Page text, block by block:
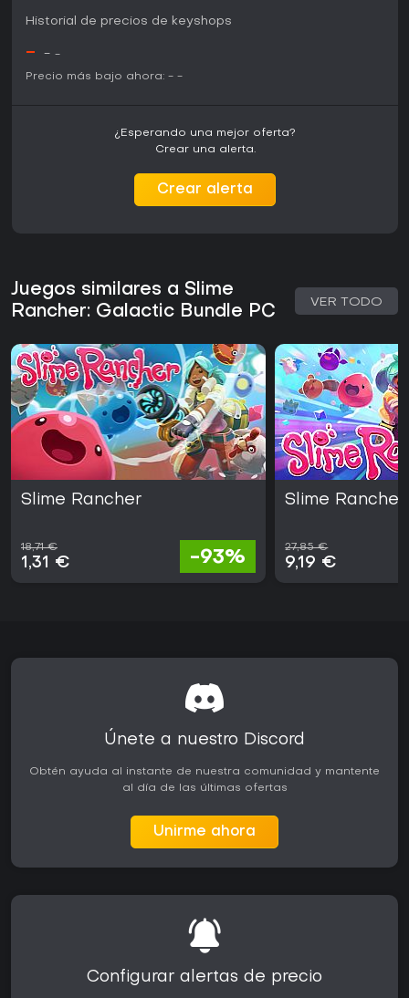
de simulación y aventura. Está pensado para quienes
de criaturas y el descubrimiento del mundo, sin acción
Historial de precios de keyshops
- - -
Precio más bajo ahora: - -
¿Esperando una mejor oferta?
Crear una alerta.
Crear alerta
Juegos similares a Slime
Rancher: Galactic Bundle PC
VER TODO
Slime Rancher
18,71 €
1,31 € -93%
Slime Rancher
27,85 €
9,19 €
Únete a nuestro Discord
Obtén ayuda al instante de nuestra comunidad y mantente
al día de las últimas ofertas
Unirme ahora
Configurar alertas de precio